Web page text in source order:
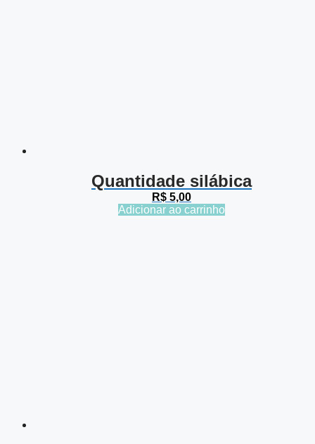
Quantidade silábica
R$ 5,00
Adicionar ao carrinho